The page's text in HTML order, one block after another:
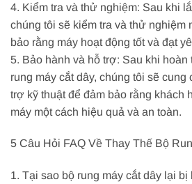
4. Kiểm tra và thử nghiệm: Sau khi
chúng tôi sẽ kiểm tra và thử nghiệm
bảo rằng máy hoạt động tốt và đạt
5. Bảo hành và hỗ trợ: Sau khi hoàn
rung máy cắt dây, chúng tôi sẽ cung
trợ kỹ thuật để đảm bảo rằng khách
máy một cách hiệu quả và an toàn.
5 Câu Hỏi FAQ Về Thay Thế Bộ
1. Tại sao bộ rung máy cắt dây lại bị